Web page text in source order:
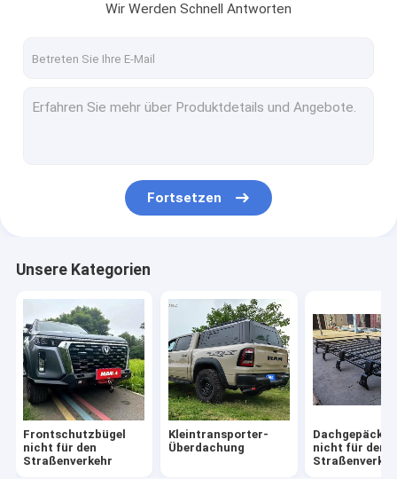
Dachgepäckträger nicht für den Straßenverkehr
Gleisbett-Überrollbügel
Wir Werden Schnell Antworten
Fortsetzen
Unsere Kategorien
Frontschutzbügel
nicht für den
Straßenverkehr
Kleintransporter-
Überdachung
nicht für den